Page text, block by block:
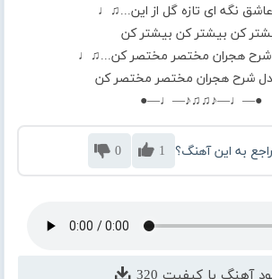
نگه ای تازه گل از این...♫♩
کن بیشتر کن بیشتر کن
شرح هجران مختصر مختصر کن...♫♩
شرح هجران مختصر مختصر کن
●—♩—♪♫♫♪—♩—●
به این آهنگ؟ 1
0